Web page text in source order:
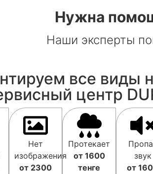
Нужна
Наши эксперты
все виды
центр
Нет
изображения
от 2300
Протекает
от 1600
тенге
звук
от